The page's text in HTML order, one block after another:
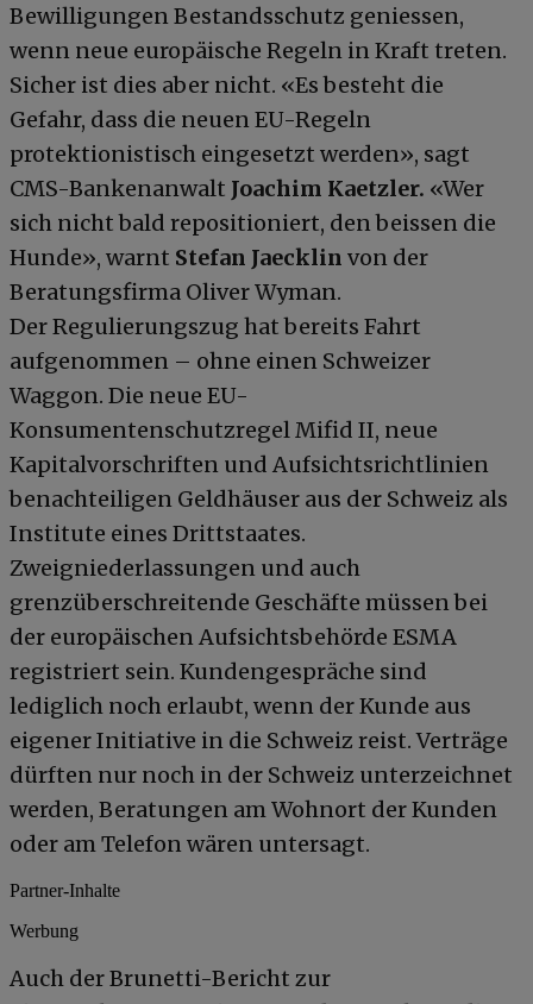
Bewilligungen Bestandsschutz geniessen,
wenn neue europäische Regeln in Kraft treten.
Sicher ist dies aber nicht. «Es besteht die
Gefahr, dass die neuen EU-Regeln
protektionistisch eingesetzt werden», sagt
CMS-Bankenanwalt Joachim Kaetzler. «Wer
sich nicht bald repositioniert, den beissen die
Hunde», warnt Stefan Jaecklin von der
Beratungsfirma Oliver Wyman.
Der Regulierungszug hat bereits Fahrt
aufgenommen – ohne einen Schweizer
Waggon. Die neue EU-
Konsumentenschutzregel Mifid II, neue
Kapitalvorschriften und Aufsichtsrichtlinien
benachteiligen Geldhäuser aus der Schweiz als
Institute eines Drittstaates.
Zweigniederlassungen und auch
grenzüberschreitende Geschäfte müssen bei
der europäischen Aufsichtsbehörde ESMA
registriert sein. Kundengespräche sind
lediglich noch erlaubt, wenn der Kunde aus
eigener Initiative in die Schweiz reist. Verträge
dürften nur noch in der Schweiz unterzeichnet
werden, Beratungen am Wohnort der Kunden
oder am Telefon wären untersagt.
Partner-Inhalte
Werbung
Auch der Brunetti-Bericht zur